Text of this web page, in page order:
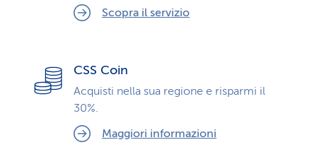
Scopra il servizio
CSS Coin
Acquisti nella sua regione e risparmi il
30%.
Maggiori informazioni